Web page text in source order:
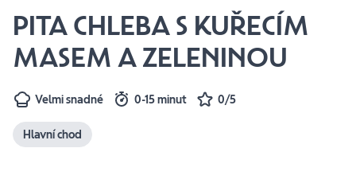
PITA CHLEBA S KUŘECÍM
MASEM A ZELENINOU
Velmi snadné 0-15 minut 0/5
Hlavní chod